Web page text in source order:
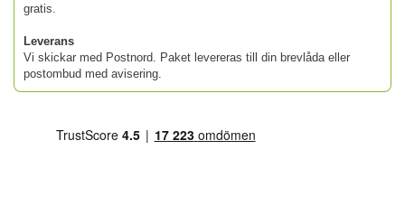
gratis.
Leverans
Vi skickar med Postnord. Paket levereras till din brevlåda eller
postombud med avisering.